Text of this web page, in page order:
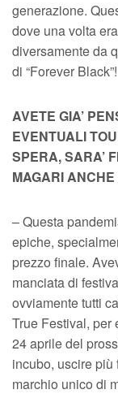
generazione.
dove una volta
diversamente da
di “Forever Black”!
AVETE GIA’
EVENTUALI
SPERA, SARA’
MAGARI
– Questa
epiche,
prezzo finale.
manciata di
ovviamente tutti
True Festival, per
24 aprile del
incubo, uscire
marchio unico di